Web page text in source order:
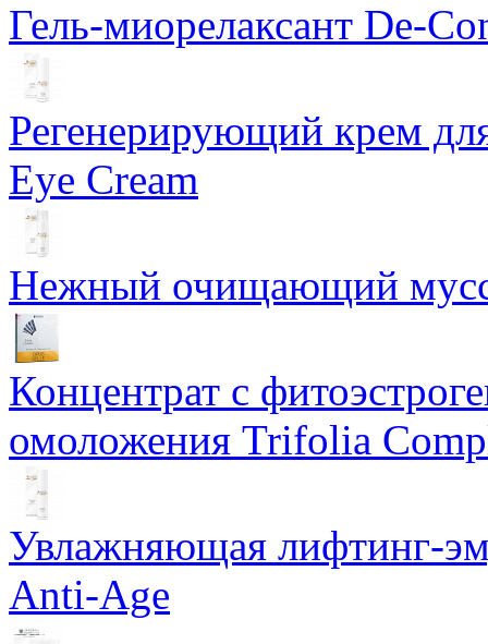
Гель-миорелаксант De-
Регенерирующий крем
Eye Cream
Нежный очищающий мусс
Концентрат с
омоложения Trifolia
Увлажняющая лифтинг-
Anti-Age